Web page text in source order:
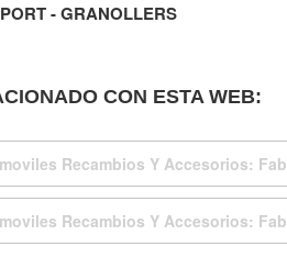
- GRANOLLERS
CON ESTA WEB:
Recambios Y Accesorios:
Recambios Y Accesorios: